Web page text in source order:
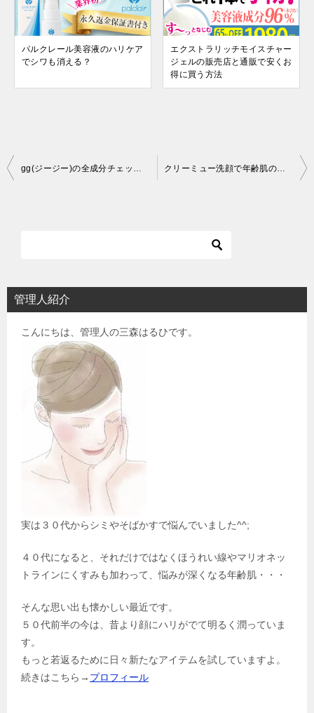
パルクレール美容液のハリケア
でシワも消える？
エクストラリッチモイスチャー
ジェルの販売店と通販で安くお
得に買う方法
投
シ
gg(ジージー)の全成分チェックと他との違い クリーミュー洗顔で年齢肌のくすみや毛穴のたるみ・黒ずみもケアできる？
管理人紹介
こんにちは、管理人の三森はるひです。
実は３０代からシミやそばかすで悩んでいました^^;
４０代になると、それだけではなくほうれい線やマリオネッ
トラインにくすみも加わって、悩みが深くなる年齢肌・・・
そんな思い出も懐かしい最近です。
５０代前半の今は、昔より顔にハリがでて明るく潤っていま
す。
もっと若返るために日々新たなアイテムを試していますよ。
続きはこちら→ プロフィール